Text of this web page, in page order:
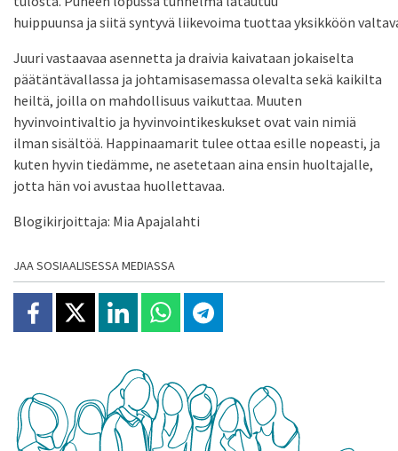
huippuunsa ja siitä syntyvä liikevoima tuottaa yksikköön
Juuri vastaavaa asennetta ja draivia kaivataan jokaiselta
päätäntävallassa ja johtamisasemassa olevalta sekä kaikilta
heiltä, joilla on mahdollisuus vaikuttaa. Muuten
hyvinvointivaltio ja hyvinvointikeskukset ovat vain nimiä
ilman sisältöä. Happinaamarit tulee ottaa esille nopeasti, ja
kuten hyvin tiedämme, ne asetetaan aina ensin huoltajalle,
jotta hän voi avustaa huollettavaa.
Blogikirjoittaja: Mia Apajalahti
JAA SOSIAALISESSA MEDIASSA
Jaa Facebookissa
Jaa X:ssäJaa Linkedinissä
Jaa Whatsappissa
Jaa Telegramissa